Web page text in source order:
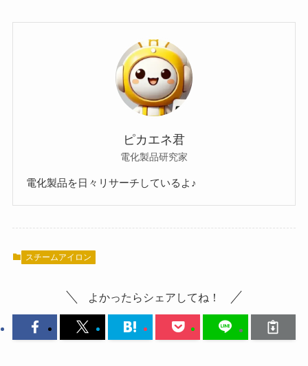
ピカエネ君
電化製品研究家
電化製品を日々リサーチしているよ♪
スチームアイロン
よかったらシェアしてね！